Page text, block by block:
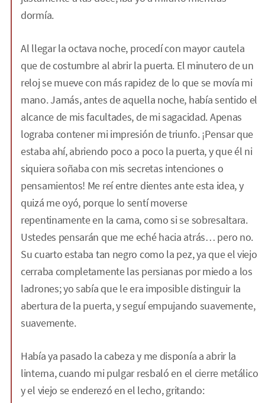
dormía.
Al llegar la octava noche, procedí con mayor cautela
que de costumbre al abrir la puerta. El minutero de un
reloj se mueve con más rapidez de lo que se movía mi
mano. Jamás, antes de aquella noche, había sentido el
alcance de mis facultades, de mi sagacidad. Apenas
lograba contener mi impresión de triunfo. ¡Pensar que
estaba ahí, abriendo poco a poco la puerta, y que él ni
siquiera soñaba con mis secretas intenciones o
pensamientos! Me reí entre dientes ante esta idea, y
quizá me oyó, porque lo sentí moverse
repentinamente en la cama, como si se sobresaltara.
Ustedes pensarán que me eché hacia atrás… pero no.
Su cuarto estaba tan negro como la pez, ya que el viejo
cerraba completamente las persianas por miedo a los
ladrones; yo sabía que le era imposible distinguir la
abertura de la puerta, y seguí empujando suavemente,
suavemente.
Había ya pasado la cabeza y me disponía a abrir la
linterna, cuando mi pulgar resbaló en el cierre metálico
y el viejo se enderezó en el lecho, gritando: